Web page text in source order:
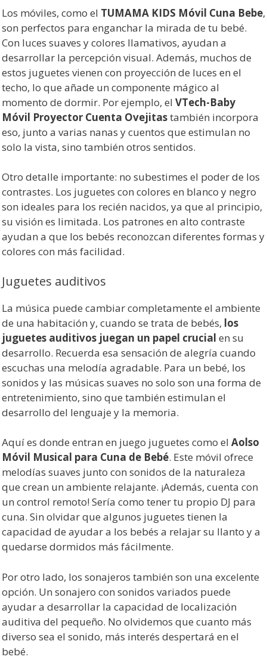
Los móviles, como el TUMAMA KIDS Móvil Cuna Bebe,
son perfectos para enganchar la mirada de tu bebé.
Con luces suaves y colores llamativos, ayudan a
desarrollar la percepción visual. Además, muchos de
estos juguetes vienen con proyección de luces en el
techo, lo que añade un componente mágico al
momento de dormir. Por ejemplo, el VTech-Baby
Móvil Proyector Cuenta Ovejitastambién incorpora
eso, junto a varias nanas y cuentos que estimulan no
solo la vista, sino también otros sentidos.
Otro detalle importante: no subestimes el poder de los
contrastes. Los juguetes con colores en blanco y negro
son ideales para los recién nacidos, ya que al principio,
su visión es limitada. Los patrones en alto contraste
ayudan a que los bebés reconozcan diferentes formas y
colores con más facilidad.
Juguetes auditivos
La música puede cambiar completamente el ambiente
de una habitación y, cuando se trata de bebés, los
juguetes auditivos juegan un papel crucial en su
desarrollo. Recuerda esa sensación de alegría cuando
escuchas una melodía agradable. Para un bebé, los
sonidos y las músicas suaves no solo son una forma de
entretenimiento, sino que también estimulan el
desarrollo del lenguaje y la memoria.
Aquí es donde entran en juego juguetes como el Aolso
Móvil Musical para Cuna de Bebé. Este móvil ofrece
melodías suaves junto con sonidos de la naturaleza
que crean un ambiente relajante. ¡Además, cuenta con
un control remoto! Sería como tener tu propio DJ para
cuna. Sin olvidar que algunos juguetes tienen la
capacidad de ayudar a los bebés a relajar su llanto y a
quedarse dormidos más fácilmente.
Por otro lado, los sonajeros también son una excelente
opción. Un sonajero con sonidos variados puede
ayudar a desarrollar la capacidad de localización
auditiva del pequeño. No olvidemos que cuanto más
diverso sea el sonido, más interés despertará en el
bebé.